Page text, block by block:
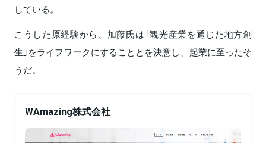
している。
こうした原経験から、加藤氏は「観光産業を通じた地方創
生」をライフワークにすることとを決意し、起業に至ったそ
うだ。
WAmazing株式会社